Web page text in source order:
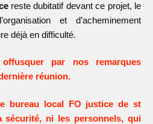
reste dubitatif devant ce projet, le
et d’acheminement
déjà en difficulté.
par nos remarques
réunion.
bureau local FO justice de st
sécurité, ni les personnels, qui